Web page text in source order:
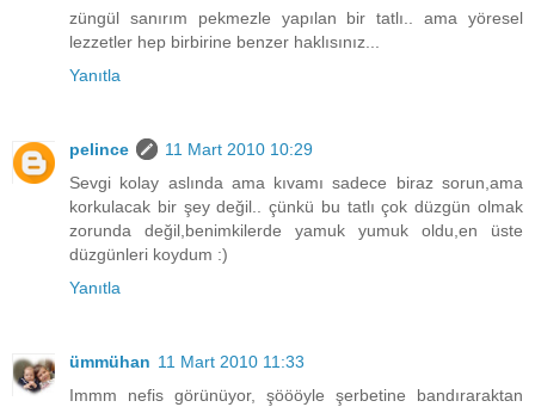
züngül sanırım pekmezle yapılan bir tatlı.. ama yöresel
lezzetler hep birbirine benzer haklısınız...
Yanıtla
pelince
11 Mart 2010 10:29
Sevgi kolay aslında ama kıvamı sadece biraz sorun,ama
korkulacak bir şey değil.. çünkü bu tatlı çok düzgün olmak
zorunda değil,benimkilerde yamuk yumuk oldu,en üste
düzgünleri koydum :)
Yanıtla
ümmühan 11 Mart 2010 11:33
Immm nefis görünüyor, şöööyle şerbetine bandıraraktan